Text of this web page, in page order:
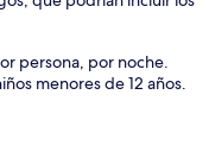
persona, por noche.
menores de 12 años.